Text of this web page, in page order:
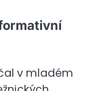
v mladém